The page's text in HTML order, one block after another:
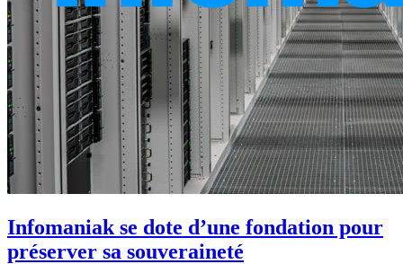
Infomaniak se dote d’une fondation pour
préserver sa souveraineté